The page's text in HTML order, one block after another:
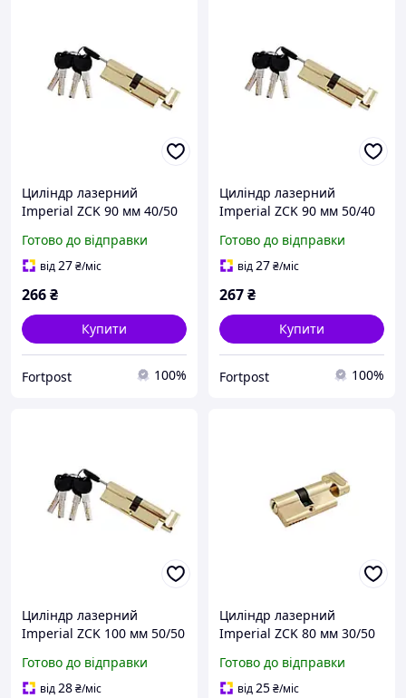
Циліндр лазерний
Imperial ZCK 90 мм 40/50
40/50 SN)
Готово до відправки
від27₴/міс
266₴
Купити
Fortpost 100%
Циліндр лазерний
Imperial ZCK 90 мм 50/40
50/40 SN)
Готово до відправки
від27₴/міс
267₴
Купити
Fortpost 100%
Циліндр лазерний
Imperial ZCK 100 мм 50/50
50/50 SN)
Готово до відправки
від28₴/міс
Циліндр лазерний
Imperial ZCK 80 мм 30/50
30/50 SN)
Готово до відправки
від25₴/міс